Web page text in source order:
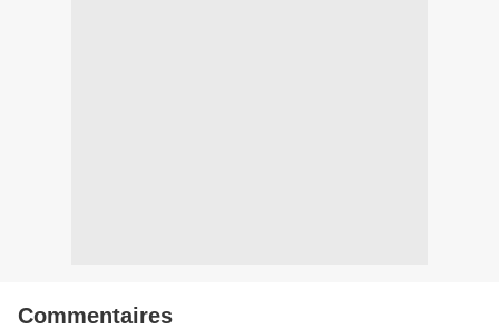
Commentaires